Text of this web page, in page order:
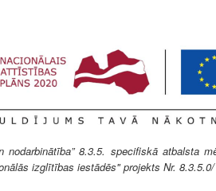
nodarbinātība” 8.3.5. specifiskā atbalsta
izglītības iestādēs" projekts Nr.